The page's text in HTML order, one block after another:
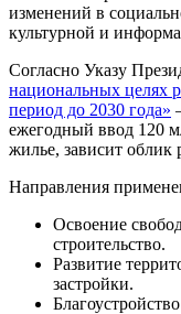
изменений в
культурной и
Согласно Указу
национальных целях
период до 2030 года»
ежегодный ввод 120
жилье, зависит облик
Направления
Освоение
строительство.
Развитие
застройки.